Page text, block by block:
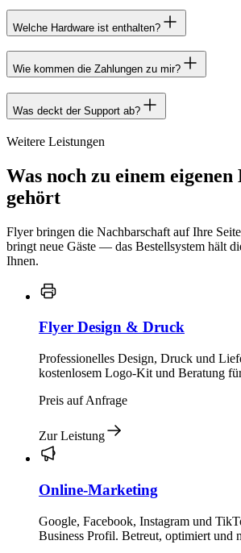
Welche Hardware ist enthalten?
Wie kommen die Zahlungen zu mir?
Was deckt der Support ab?
Weitere Leistungen
Was noch zu einem eigenen
gehört
Flyer bringen die Nachbarschaft auf Ihre
bringt neue Gäste — das Bestellsystem hält
Ihnen.
Flyer Design & Druck
Professionelles Design, Druck und
kostenlosem Logo-Kit und Beratung
Preis auf Anfrage
Zur Leistung
Online-Marketing
Google, Facebook, Instagram und
Business Profil. Betreut, optimiert und